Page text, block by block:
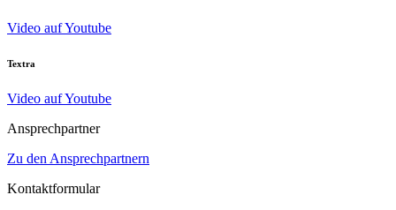
Video auf Youtube
Textra
Video auf Youtube
Ansprechpartner
Zu den Ansprechpartnern
Kontaktformular